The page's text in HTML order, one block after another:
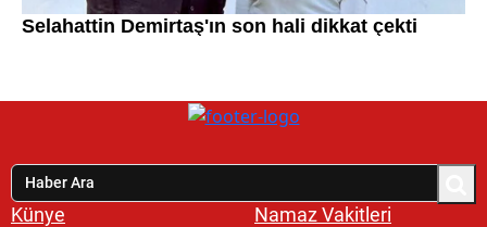
Künye
Namaz Vakitleri